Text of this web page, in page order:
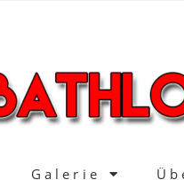
Galerie